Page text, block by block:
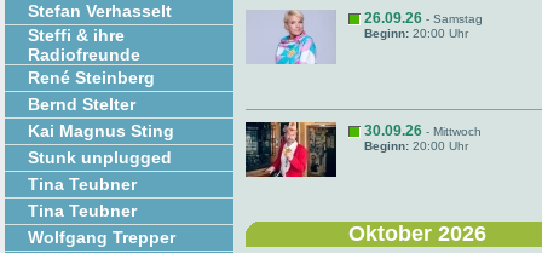
Stefan Verhasselt
Steffi & ihre
Radiofreunde
René Steinberg
Bernd Stelter
Kai Magnus Sting
Stunk unplugged
Tina Teubner
Tina Teubner
Wolfgang Trepper
26.09.26 - Samstag
Beginn: 20:00 Uhr
30.09.26 - Mittwoch
Beginn: 20:00 Uhr
Oktober 2026